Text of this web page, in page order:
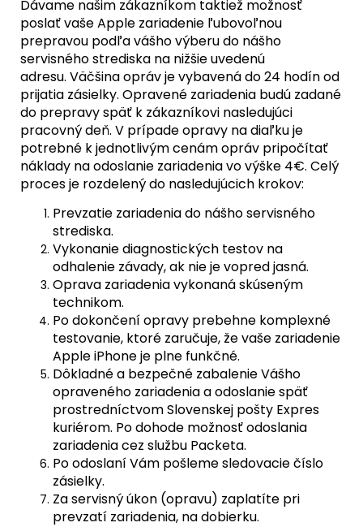
Dávame našim zákazníkom taktiež možnosť
poslať vaše Apple zariadenie ľubovoľnou
prepravou podľa vášho výberu do nášho
servisného strediska na nižšie uvedenú
adresu. Väčšina opráv je vybavená do 24 hodín od
prijatia zásielky. Opravené zariadenia budú zadané
do prepravy späť k zákazníkovi nasledujúci
pracovný deň. V prípade opravy na diaľku je
potrebné k jednotlivým cenám opráv pripočítať
náklady na odoslanie zariadenia vo výške 4€. Celý
proces je rozdelený do nasledujúcich krokov:
Prevzatie zariadenia do nášho servisného
strediska.
Vykonanie diagnostických testov na
odhalenie závady, ak nie je vopred jasná.
Oprava zariadenia vykonaná skúseným
technikom.
Po dokončení opravy prebehne komplexné
testovanie, ktoré zaručuje, že vaše zariadenie
Apple iPhone je plne funkčné.
Dôkladné a bezpečné zabalenie Vášho
opraveného zariadenia a odoslanie späť
prostredníctvom Slovenskej pošty Expres
kuriérom. Po dohode možnosť odoslania
zariadenia cez službu Packeta.
Po odoslaní Vám pošleme sledovacie číslo
zásielky.
Za servisný úkon (opravu) zaplatíte pri
prevzatí zariadenia, na dobierku.